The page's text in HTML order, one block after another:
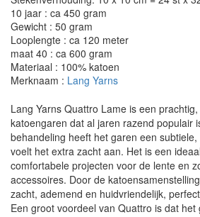
10 jaar : ca 450 gram
Gewicht : 50 gram
Looplengte : ca 120 meter
maat 40 : ca 600 gram
Materiaal : 100% katoen
Merknaam : Lang Yarns
Lang Yarns Quattro Lame is een
katoengaren dat al jaren razend populair
behandeling heeft het garen een
voelt het extra zacht aan. Het is een
comfortabele projecten voor de lente en
accessoires. Door de
zacht, ademend en huidvriendelijk,
Een groot voordeel van Quattro is dat